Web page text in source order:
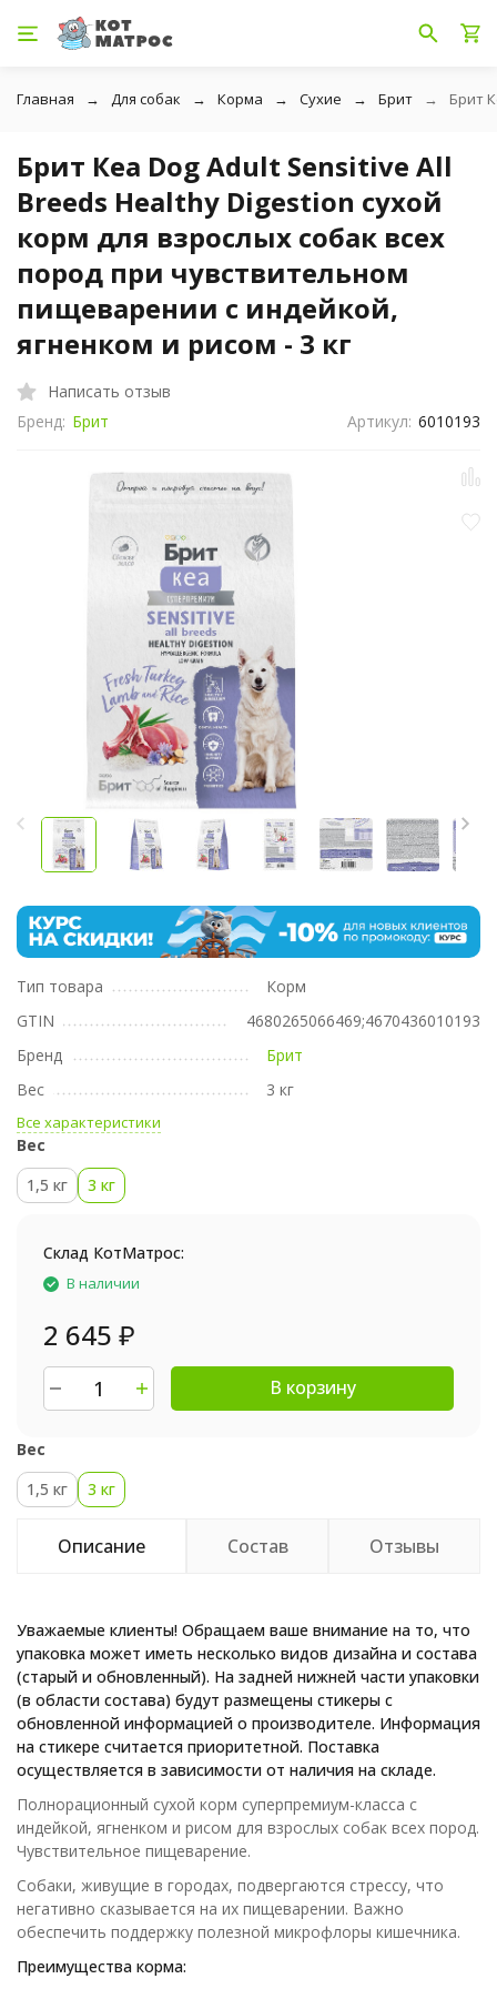
Главная Для собак Корма Сухие Брит Брит
Брит Кеа Dog Adult Sensitive All
Breeds Healthy Digestion сухой
корм для взрослых собак всех
пород при чувствительном
пищеварении с индейкой,
ягненком и рисом - 3 кг
Написать отзыв
Бренд: Брит Артикул: 6010193
Тип товара
Корм
GTIN
4680265066469;4670436010193
Бренд
Брит
Вес
3 кг
Все характеристики
Вес
1,5 кг
3 кг
Склад КотМатрос:
В наличии
2 645 ₽
В корзину
Вес
1,5 кг
3 кг
Описание Состав Отзывы
Уважаемые клиенты! Обращаем ваше внимание на то, что
упаковка может иметь несколько видов дизайна и состава
(старый и обновленный). На задней нижней части упаковки
(в области состава) будут размещены стикеры с
обновленной информацией о производителе. Информация
на стикере считается приоритетной. Поставка
осуществляется в зависимости от наличия на складе.
Полнорационный сухой корм суперпремиум-класса с
индейкой, ягненком и рисом для взрослых собак всех пород.
Чувствительное пищеварение.
Собаки, живущие в городах, подвергаются стрессу, что
негативно сказывается на их пищеварении. Важно
обеспечить поддержку полезной микрофлоры кишечника.
Преимущества корма: